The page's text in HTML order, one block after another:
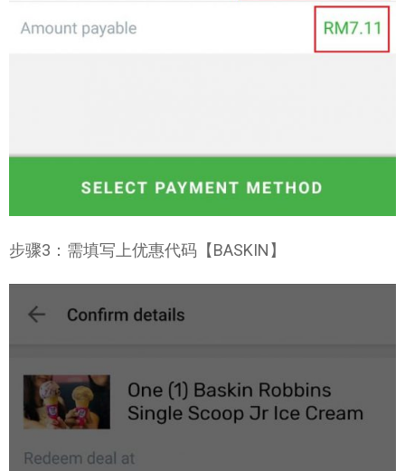
步骤3：需填写上优惠代码【BASKIN】